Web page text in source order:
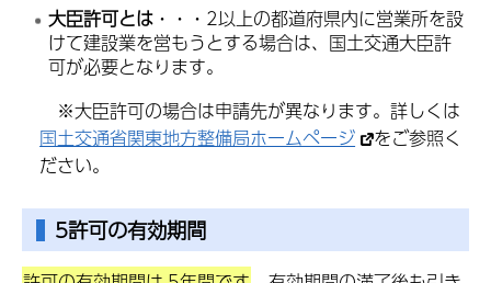
大臣許可とは ・・・2以上の都道府県内に営業所を設
けて建設業を営もうとする場合は、国土交通大臣許
可が必要となります。
※大臣許可の場合は申請先が異なります。詳しくは
国土交通省関東地方整備局ホームページ
をご参照く
ださい。
5許可の有効期間